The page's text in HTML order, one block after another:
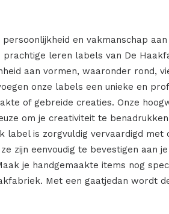
persoonlijkheid en vakmanschap
prachtige leren labels van De
aan vormen, waaronder rond,
onze labels een unieke en
of gebreide creaties. Onze
om je creativiteit te
label is zorgvuldig vervaardigd met
zijn eenvoudig te bevestigen aan
je handgemaakte items nog
Met een gaatjedan wordt